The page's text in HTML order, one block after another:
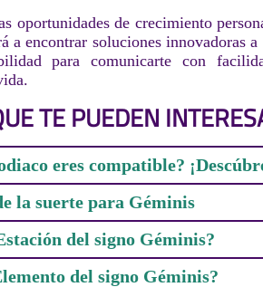
oportunidades de crecimiento
a encontrar soluciones innovadoras a
para comunicarte con
TE PUEDEN
eres compatible?
la suerte para Géminis
del signo Géminis?
del signo Géminis?